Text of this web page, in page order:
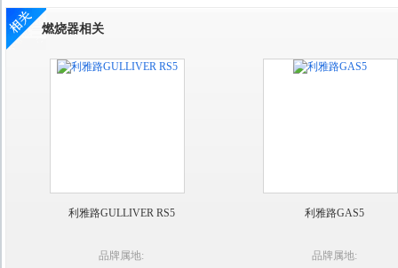
燃烧器相关
利雅路GULLIVER RS5
品牌属地:
利雅路GAS5
品牌属地: